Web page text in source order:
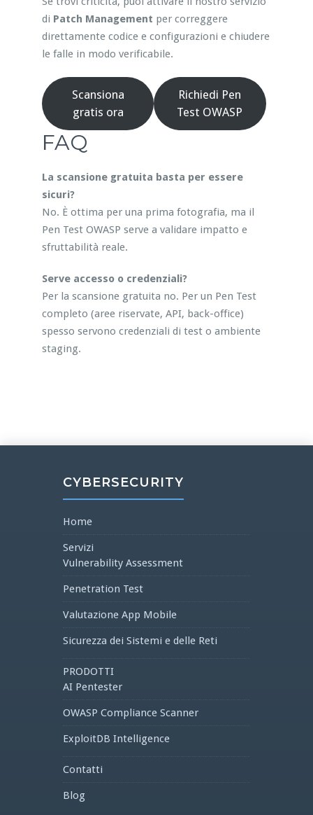
di Patch Management per correggere
direttamente codice e configurazioni e chiudere
le falle in modo verificabile.
Scansiona
gratis ora
Richiedi Pen
Test OWASP
FAQ
La scansione gratuita basta per essere
sicuri?
No. È ottima per una prima fotografia, ma il
Pen Test OWASP serve a validare impatto e
sfruttabilità reale.
Serve accesso o credenziali?
Per la scansione gratuita no. Per un Pen Test
completo (aree riservate, API, back-office)
spesso servono credenziali di test o ambiente
staging.
CYBERSECURITY
Home
Servizi
Vulnerability Assessment
Penetration Test
Valutazione App Mobile
Sicurezza dei Sistemi e delle Reti
PRODOTTI
AI Pentester
OWASP Compliance Scanner
ExploitDB Intelligence
Contatti
Blog